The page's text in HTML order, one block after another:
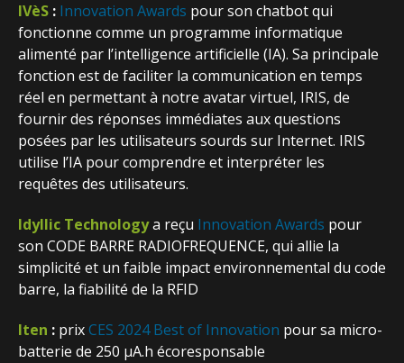
IVèS : Innovation Awards pour son chatbot qui
fonctionne comme un programme informatique
alimenté par l’intelligence artificielle (IA). Sa principale
fonction est de faciliter la communication en temps
réel en permettant à notre avatar virtuel, IRIS, de
fournir des réponses immédiates aux questions
posées par les utilisateurs sourds sur Internet. IRIS
utilise l’IA pour comprendre et interpréter les
requêtes des utilisateurs.
Idyllic Technologya reçu Innovation Awards pour
son CODE BARRE RADIOFREQUENCE, qui allie la
simplicité et un faible impact environnemental du code
barre, la fiabilité de la RFID
Iten : prixCES 2024 Best of Innovation pour sa micro-
batterie de 250 µA.h écoresponsable